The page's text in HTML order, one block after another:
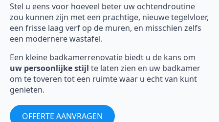
Stel u eens voor hoeveel beter uw ochtendroutine
zou kunnen zijn met een prachtige, nieuwe tegelvloer,
een frisse laag verf op de muren, en misschien zelfs
een modernere wastafel.
Een kleine badkamerrenovatie biedt u de kans om
uw persoonlijke stijl te laten zien en uw badkamer
om te toveren tot een ruimte waar u echt van kunt
genieten.
OFFERTE AANVRAGEN